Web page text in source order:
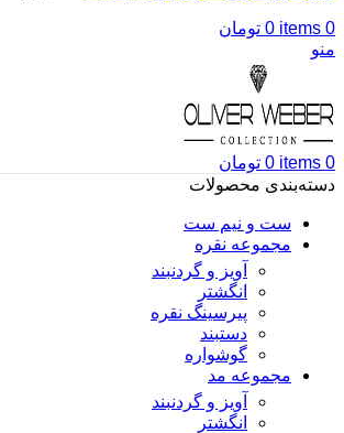
0
items
0 تومان
منو
0
items
0 تومان
دسته‌بندی محصولات
ست و نیم ست
مجموعه نقره
آویز و گردنبند
انگشتر
پیرسینگ نقره
دستبند
گوشواره
مجموعه مد
آویز و گردنبند
انگشتر